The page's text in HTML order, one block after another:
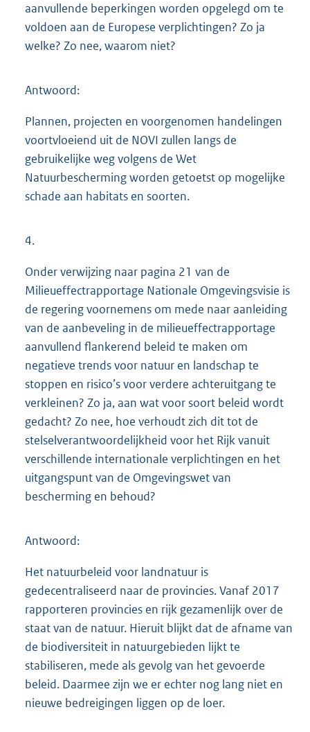
aanvullende beperkingen worden opgelegd om te
voldoen aan de Europese verplichtingen? Zo ja
welke? Zo nee, waarom niet?
Antwoord:
Plannen, projecten en voorgenomen handelingen
voortvloeiend uit de NOVI zullen langs de
gebruikelijke weg volgens de Wet
Natuurbescherming worden getoetst op mogelijke
schade aan habitats en soorten.
4.
Onder verwijzing naar pagina 21 van de
Milieueffectrapportage Nationale Omgevingsvisie is
de regering voornemens om mede naar aanleiding
van de aanbeveling in de milieueffectrapportage
aanvullend flankerend beleid te maken om
negatieve trends voor natuur en landschap te
stoppen en risico’s voor verdere achteruitgang te
verkleinen? Zo ja, aan wat voor soort beleid wordt
gedacht? Zo nee, hoe verhoudt zich dit tot de
stelselverantwoordelijkheid voor het Rijk vanuit
verschillende internationale verplichtingen en het
uitgangspunt van de Omgevingswet van
bescherming en behoud?
Antwoord:
Het natuurbeleid voor landnatuur is
gedecentraliseerd naar de provincies. Vanaf 2017
rapporteren provincies en rijk gezamenlijk over de
staat van de natuur. Hieruit blijkt dat de afname van
de biodiversiteit in natuurgebieden lijkt te
stabiliseren, mede als gevolg van het gevoerde
beleid. Daarmee zijn we er echter nog lang niet en
nieuwe bedreigingen liggen op de loer.